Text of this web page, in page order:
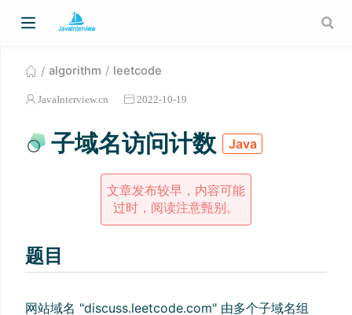
algorithm leetcode
JavaInterview.cn 2022-10-19
子域名访问计数 Java
文章发布较早，内容可能
过时，阅读注意甄别。
题目
网站域名 "discuss.leetcode.com" 由多个子域名组